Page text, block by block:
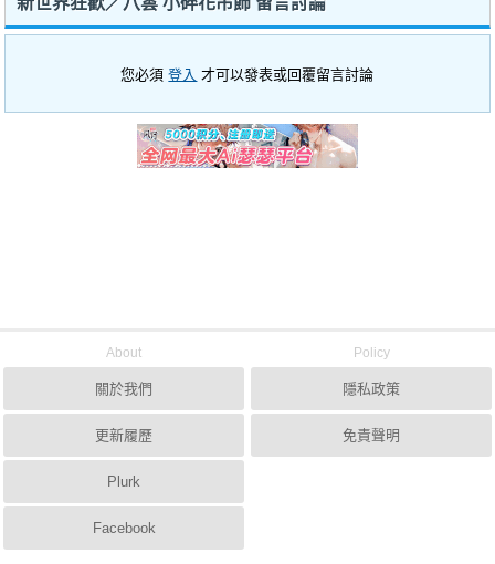
您必須登入 才可以發表或回覆留言討論
About
關於我們
更新履歷
Plurk
Facebook
Policy
隱私政策
免責聲明